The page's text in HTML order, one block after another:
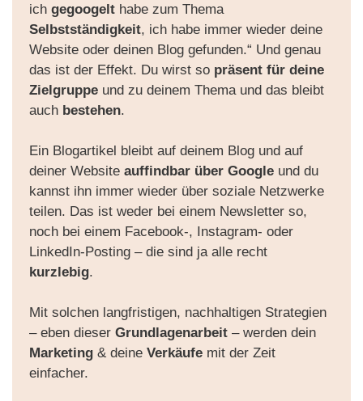
ichgegoogelt habe zum Thema
Selbstständigkeit, ich habe immer wieder deine
Website oder deinen Blog gefunden.“ Und genau
das ist der Effekt. Du wirst so präsent für deine
Zielgruppe und zu deinem Thema und das bleibt
auch bestehen.
Ein Blogartikel bleibt auf deinem Blog und auf
deiner Websiteauffindbar über Google und du
kannst ihn immer wieder über soziale Netzwerke
teilen. Das ist weder bei einem Newsletter so,
noch bei einem Facebook-, Instagram- oder
LinkedIn-Posting – die sind ja alle recht
kurzlebig.
Mit solchen langfristigen, nachhaltigen Strategien
– eben dieserGrundlagenarbeit – werden dein
Marketing & deineVerkäufe mit der Zeit
einfacher.